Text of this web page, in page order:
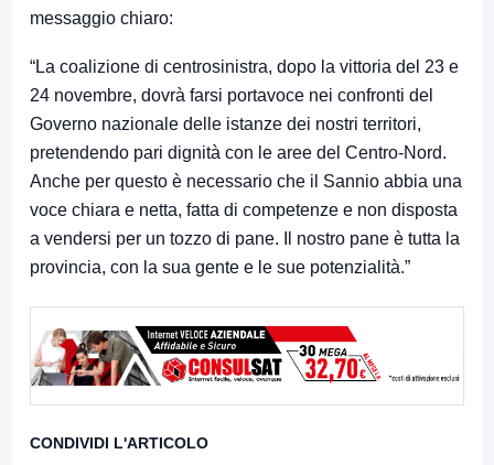
messaggio chiaro:
“La coalizione di centrosinistra, dopo la vittoria del 23 e
24 novembre, dovrà farsi portavoce nei confronti del
Governo nazionale delle istanze dei nostri territori,
pretendendo pari dignità con le aree del Centro-Nord.
Anche per questo è necessario che il Sannio abbia una
voce chiara e netta, fatta di competenze e non disposta
a vendersi per un tozzo di pane. Il nostro pane è tutta la
provincia, con la sua gente e le sue potenzialità.”
CONDIVIDI L'ARTICOLO